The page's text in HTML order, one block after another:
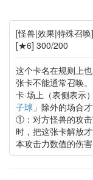
[怪兽|效果|特殊召
[★6] 300/200
这个卡名在规则上
张卡不能通常召唤
卡·场上（表侧表示
子球」除外的场合才
①：对方怪兽的攻
时，把这张卡解放
本攻击力数值的伤害